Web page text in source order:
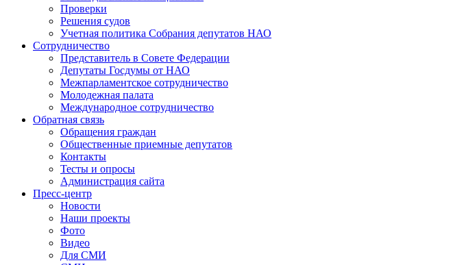
Проверки
Решения судов
Учетная политика Собрания депутатов НАО
Сотрудничество
Представитель в Совете Федерации
Депутаты Госдумы от НАО
Межпарламентское сотрудничество
Молодежная палата
Международное сотрудничество
Обратная cвязь
Обращения граждан
Общественные приемные депутатов
Контакты
Тесты и опросы
Администрация сайта
Пресс-центр
Новости
Наши проекты
Фото
Видео
Для СМИ